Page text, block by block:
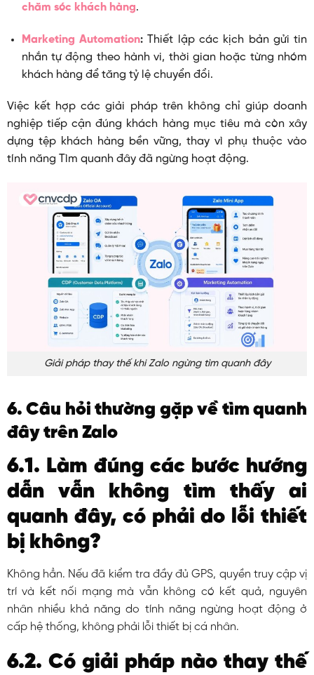
chăm sóc khách hàng.
Marketing Automation:Thiết lập các kịch bản gửi tin
nhắn tự động theo hành vi, thời gian hoặc từng nhóm
khách hàng để tăng tỷ lệ chuyển đổi.
Việc kết hợp các giải pháp trên không chỉ giúp doanh
nghiệp tiếp cận đúng khách hàng mục tiêu mà còn xây
dựng tệp khách hàng bền vững, thay vì phụ thuộc vào
tính năng Tìm quanh đây đã ngừng hoạt động.
Giải pháp thay thế khi Zalo ngừng tìm quanh đây
6. Câu hỏi thường gặp về tìm quanh
đây trên Zalo
6.1. Làm đúng các bước hướng
dẫn vẫn không tìm thấy ai
quanh đây, có phải do lỗi thiết
bị không?
Không hẳn. Nếu đã kiểm tra đầy đủ GPS, quyền truy cập vị
trí và kết nối mạng mà vẫn không có kết quả, nguyên
nhân nhiều khả năng do tính năng ngừng hoạt động ở
cấp hệ thống, không phải lỗi thiết bị cá nhân.
6.2. Có giải pháp nào thay thế